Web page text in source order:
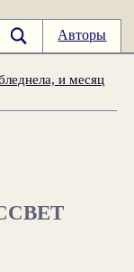
Авторы
и месяц